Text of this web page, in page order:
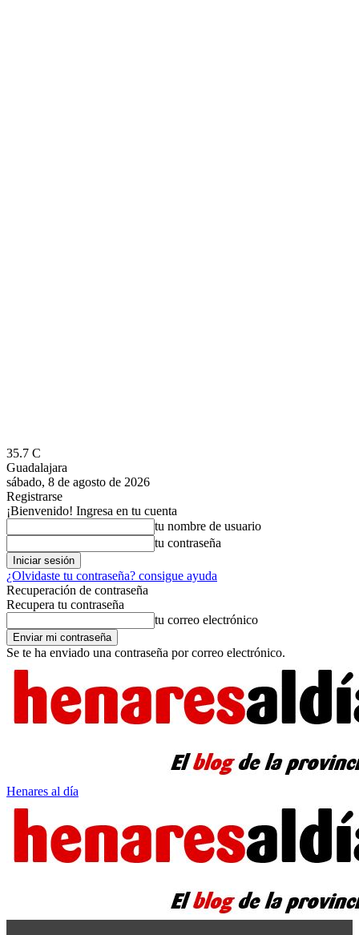
35.7 C
Guadalajara
sábado, 8 de agosto de 2026
Registrarse
¡Bienvenido! Ingresa en tu cuenta
tu nombre de usuario
tu contraseña
¿Olvidaste tu contraseña? consigue ayuda
Recuperación de contraseña
Recupera tu contraseña
tu correo electrónico
Se te ha enviado una contraseña por correo electrónico.
Henares al día